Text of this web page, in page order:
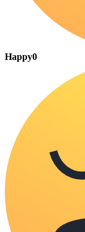
Happy0